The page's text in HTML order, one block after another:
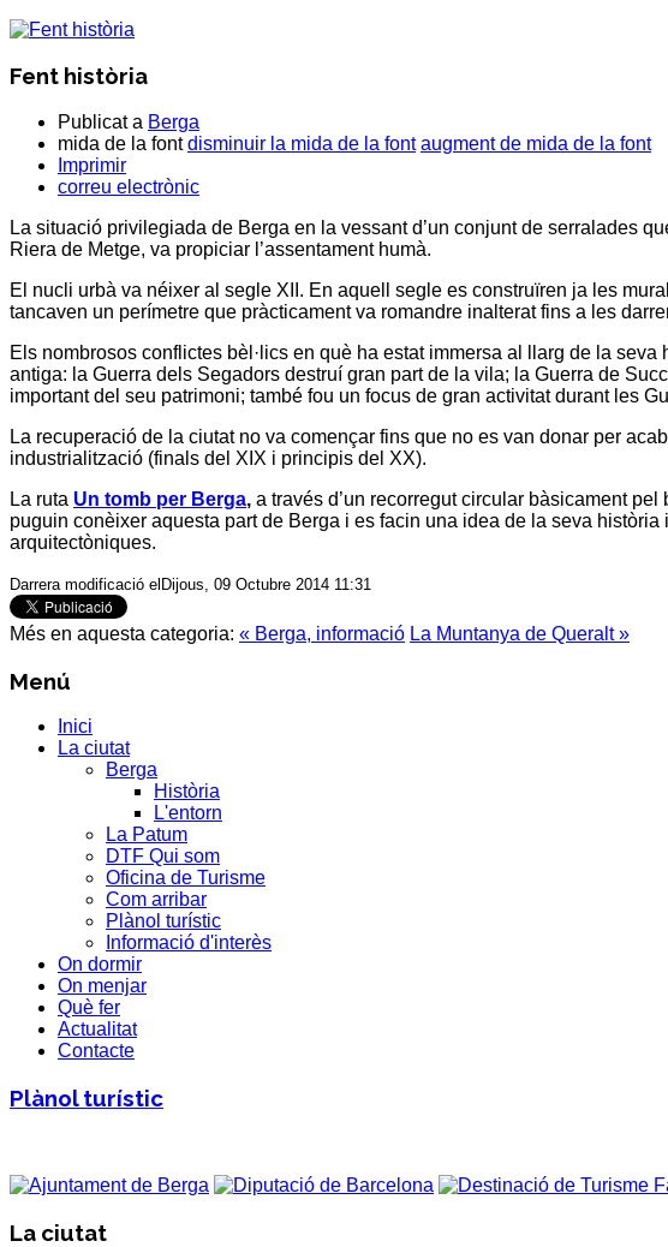
Fent història
Publicat a Berga
mida de la font disminuir la mida de la font augment de mida de la font
Imprimir
correu electrònic
La situació privilegiada de Berga en la vessant d’un conjunt de serralades
Riera de Metge, va propiciar l’assentament humà.
El nucli urbà va néixer al segle XII. En aquell segle es construïren ja les
tancaven un perímetre que pràcticament va romandre inalterat fins a les
Els nombrosos conflictes bèl·lics en què ha estat immersa al llarg de la
antiga: la Guerra dels Segadors destruí gran part de la vila; la Guerra de
important del seu patrimoni; també fou un focus de gran activitat durant les
La recuperació de la ciutat no va començar fins que no es van donar per
industrialització (finals del XIX i principis del XX).
La ruta Un tomb per Berga, a través d’un recorregut circular bàsicament
puguin conèixer aquesta part de Berga i es facin una idea de la seva
arquitectòniques.
Darrera modificació elDijous, 09 Octubre 2014 11:31
Més en aquesta categoria: « Berga, informació La Muntanya de Queralt »
Menú
Inici
La ciutat
Berga
Història
L'entorn
La Patum
DTF Qui som
Oficina de Turisme
Com arribar
Plànol turístic
Informació d'interès
On dormir
On menjar
Què fer
Actualitat
Contacte
Plànol turístic
La ciutat